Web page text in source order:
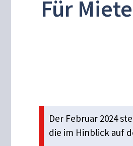
Für
Der Februar 2024
die im Hinblick auf